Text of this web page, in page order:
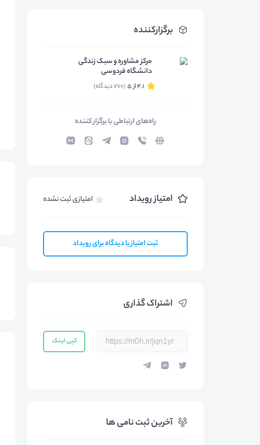
برگزارکننده
مرکز مشاوره و سبک زندگی
دانشگاه فردوسی
4.1 از 5 (770 دیدگاه)
راه‌های ارتباطی با برگزار کننده
امتیاز رویداد امتیازی ثبت نشده
ثبت امتیاز یا دیدگاه برای رویداد
اشتراک گذاری
کپی لینک
آخرین ثبت نامی ها